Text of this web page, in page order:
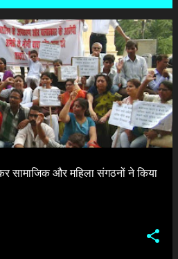
सामाजिक और महिला संगठनों ने किया